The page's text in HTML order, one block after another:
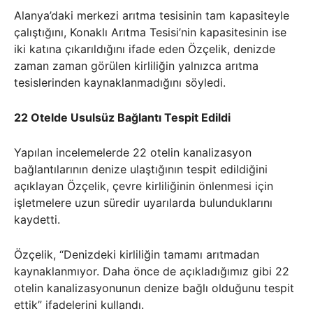
Alanya’daki merkezi arıtma tesisinin tam kapasiteyle
çalıştığını, Konaklı Arıtma Tesisi’nin kapasitesinin ise
iki katına çıkarıldığını ifade eden Özçelik, denizde
zaman zaman görülen kirliliğin yalnızca arıtma
tesislerinden kaynaklanmadığını söyledi.
22 Otelde Usulsüz Bağlantı Tespit Edildi
Yapılan incelemelerde 22 otelin kanalizasyon
bağlantılarının denize ulaştığının tespit edildiğini
açıklayan Özçelik, çevre kirliliğinin önlenmesi için
işletmelere uzun süredir uyarılarda bulunduklarını
kaydetti.
Özçelik, “Denizdeki kirliliğin tamamı arıtmadan
kaynaklanmıyor. Daha önce de açıkladığımız gibi 22
otelin kanalizasyonunun denize bağlı olduğunu tespit
ettik” ifadelerini kullandı.